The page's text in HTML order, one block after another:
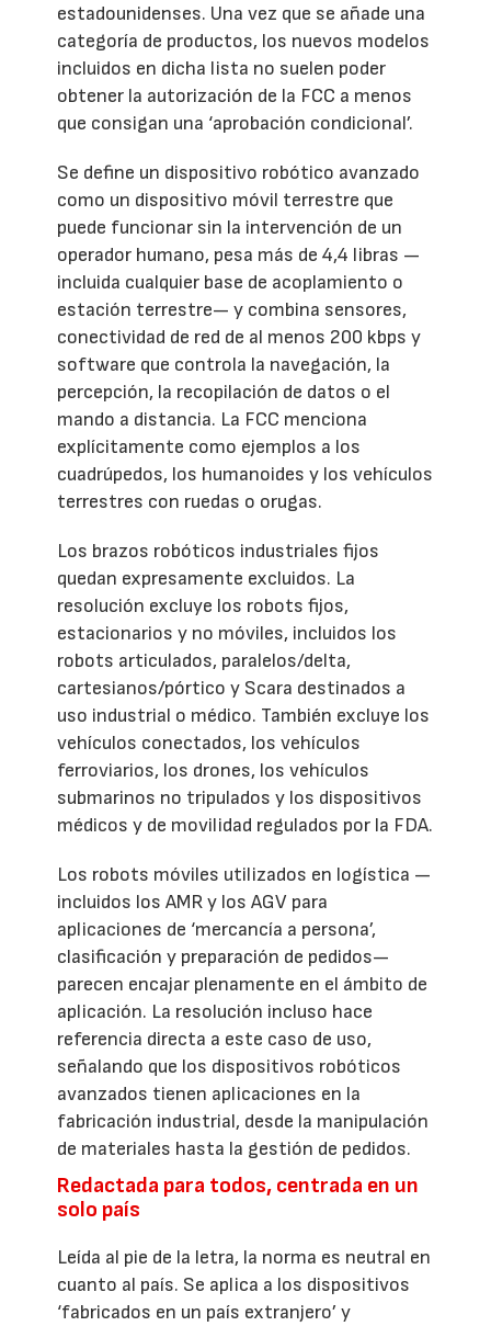
estadounidenses. Una vez que se añade una
categoría de productos, los nuevos modelos
incluidos en dicha lista no suelen poder
obtener la autorización de la FCC a menos
que consigan una ‘aprobación condicional’.
Se define un dispositivo robótico avanzado
como un dispositivo móvil terrestre que
puede funcionar sin la intervención de un
operador humano, pesa más de 4,4 libras —
incluida cualquier base de acoplamiento o
estación terrestre— y combina sensores,
conectividad de red de al menos 200 kbps y
software que controla la navegación, la
percepción, la recopilación de datos o el
mando a distancia. La FCC menciona
explícitamente como ejemplos a los
cuadrúpedos, los humanoides y los vehículos
terrestres con ruedas o orugas.
Los brazos robóticos industriales fijos
quedan expresamente excluidos. La
resolución excluye los robots fijos,
estacionarios y no móviles, incluidos los
robots articulados, paralelos/delta,
cartesianos/pórtico y Scara destinados a
uso industrial o médico. También excluye los
vehículos conectados, los vehículos
ferroviarios, los drones, los vehículos
submarinos no tripulados y los dispositivos
médicos y de movilidad regulados por la FDA.
Los robots móviles utilizados en logística —
incluidos los AMR y los AGV para
aplicaciones de ‘mercancía a persona’,
clasificación y preparación de pedidos—
parecen encajar plenamente en el ámbito de
aplicación. La resolución incluso hace
referencia directa a este caso de uso,
señalando que los dispositivos robóticos
avanzados tienen aplicaciones en la
fabricación industrial, desde la manipulación
de materiales hasta la gestión de pedidos.
Redactada para todos, centrada en un
solo país
Leída al pie de la letra, la norma es neutral en
cuanto al país. Se aplica a los dispositivos
‘fabricados en un país extranjero’ y